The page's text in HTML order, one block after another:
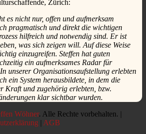
Zürich:
es nicht nur, offen und aufmerksam
pragmatisch und direkt die wichtigen
hilfreich und notwendig sind. Er ist
was sich zeigen will. Auf diese Weise
einzugreifen. Steffen hat guten
ein aufmerksames Radar für
unserer Organisationsaufstellung erlebten
ein System herausbildete, in dem die
Kraft und zugehörig erlebten, bzw.
klar sichtbar wurden.
Wöhner. Alle Rechte vorbehalten. |
| AGB